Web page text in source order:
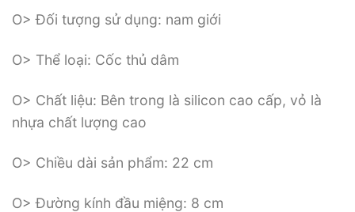
O> Đối tượng sử dụng: nam giới
O> Thể loại: Cốc thủ dâm
O> Chất liệu: Bên trong là silicon cao cấp, vỏ là
nhựa chất lượng cao
O> Chiều dài sản phẩm: 22 cm
O> Đường kính đầu miệng: 8 cm